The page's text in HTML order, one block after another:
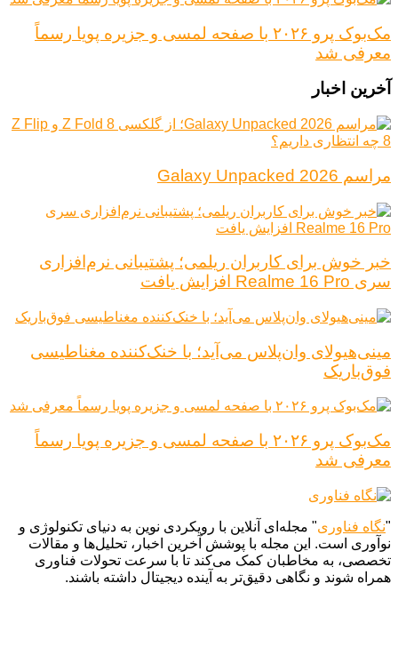
مک‌بوک پرو ۲۰۲۶ با صفحه لمسی و جزیره پویا رسماً
معرفی شد
آخرین اخبار
مراسم Galaxy Unpacked 2026
خبر خوش برای کاربران ریلمی؛ پشتیبانی نرم‌افزاری
سری Realme 16 Pro افزایش یافت
مینی‌هیولای وان‌پلاس می‌آید؛ با خنک‌کننده مغناطیسی
فوق‌باریک
مک‌بوک پرو ۲۰۲۶ با صفحه لمسی و جزیره پویا رسماً
معرفی شد
"نگاه فناوری" مجله‌ای آنلاین با رویکردی نوین به دنیای تکنولوژی و
نوآوری است. این مجله با پوشش آخرین اخبار، تحلیل‌ها و مقالات
تخصصی، به مخاطبان کمک می‌کند تا با سرعت تحولات فناوری
همراه شوند و نگاهی دقیق‌تر به آینده دیجیتال داشته باشند.